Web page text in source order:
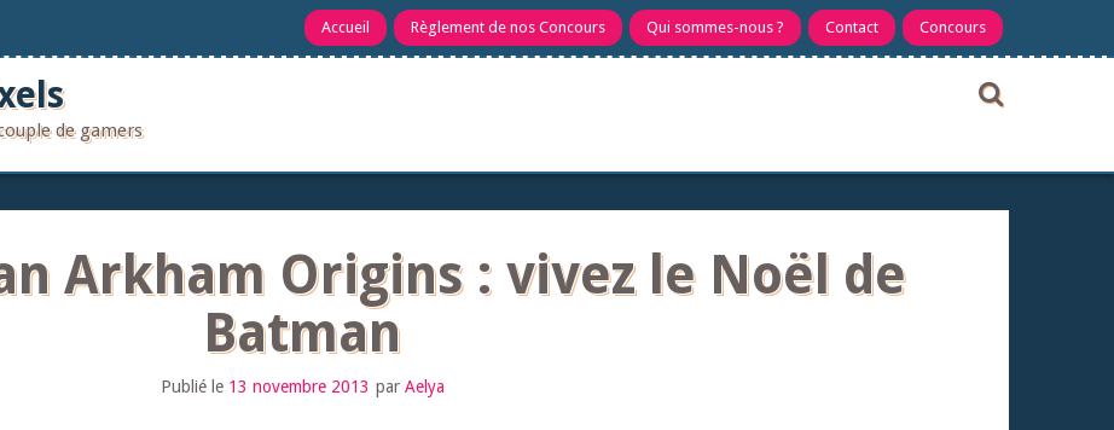
Accueil Règlement de nos Concours Qui sommes-nous ? Contact Concours
de gamers
Arkham Origins : vivez le Noël de
Batman
Publié le 13 novembre 2013 par Aelya